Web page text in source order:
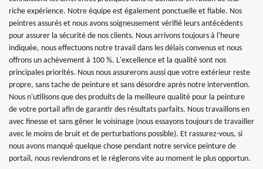
riche expérience. Notre équipe est également ponctuelle et fiable. Nos
peintres assurés et nous avons soigneusement vérifié leurs antécédents
pour assurer la sécurité de nos clients. Nous arrivons toujours à l'heure
indiquée, nous effectuons notre travail dans les délais convenus et nous
offrons un achèvement à 100 %. L'excellence et la qualité sont nos
principales priorités. Nous nous assurerons aussi que votre extérieur reste
propre, sans tache de peinture et sans désordre après notre intervention.
Nous n'utilisons que des produits de la meilleure qualité pour la peinture
de votre portail afin de garantir des résultats parfaits. Nous travaillons en
avec finesse et sans gêner le voisinage (nous essayons toujours de travailler
avec le moins de bruit et de perturbations possible). Et rassurez-vous, si
nous avons manqué quelque chose pendant notre service peinture de
portail, nous reviendrons et le réglerons vite au moment le plus opportun.